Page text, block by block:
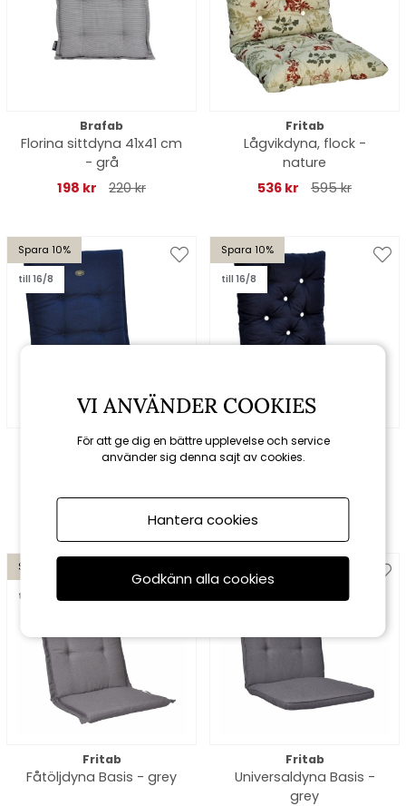
Brafab
Florina sittdyna 41x41 cm
- grå
198 kr
220 kr
Fritab
Lågvikdyna, flock -
nature
536 kr
595 kr
Spara 10%
till 16/8
Fritab
Universaldyna Canyon -
468 kr
Spara 10%
till 16/8
Fritab
Högvikdyna, flock -
835 kr
Spara 10%
till 16/8
Fritab
Fåtöljdyna Basis - grey
Fritab
Universaldyna Basis -
grey
VI ANVÄNDER COOKIES
För att ge dig en bättre upplevelse och service
använder sig denna sajt av cookies.
Hantera cookies
Godkänn alla cookies